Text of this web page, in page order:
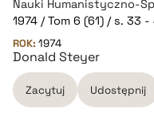
pobierz cytat
BIBTEX
Nauki Humanistyczno-
1974 / Tom 6 (61) / s. 33 -
ROK: 1974
Donald Steyer
Zacytuj Udostępnij